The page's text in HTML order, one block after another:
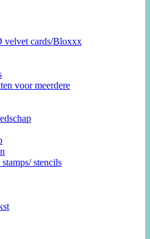
velvet cards/Bloxxx
voor meerdere
stencils